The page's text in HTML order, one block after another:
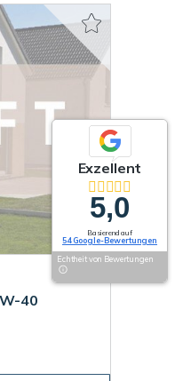
40
Exzellent
5,0
Basierend auf
54 Google-Bewertungen
Echtheit von Bewertungen